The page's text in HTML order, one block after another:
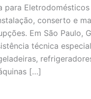
para
conserto e
Em São Paulo,
técnica
[…]